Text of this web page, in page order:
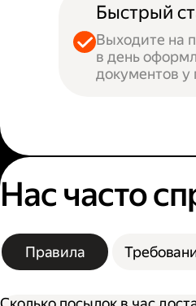
Быстрый
Выходите на
в день
документов у
Нас часто
Правила